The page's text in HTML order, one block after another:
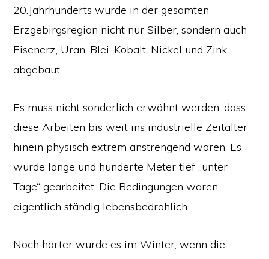
20.Jahrhunderts wurde in der gesamten
Erzgebirgsregion nicht nur Silber, sondern auch
Eisenerz, Uran, Blei, Kobalt, Nickel und Zink
abgebaut.
Es muss nicht sonderlich erwähnt werden, dass
diese Arbeiten bis weit ins industrielle Zeitalter
hinein physisch extrem anstrengend waren. Es
wurde lange und hunderte Meter tief „unter
Tage“ gearbeitet. Die Bedingungen waren
eigentlich ständig lebensbedrohlich.
Noch härter wurde es im Winter, wenn die